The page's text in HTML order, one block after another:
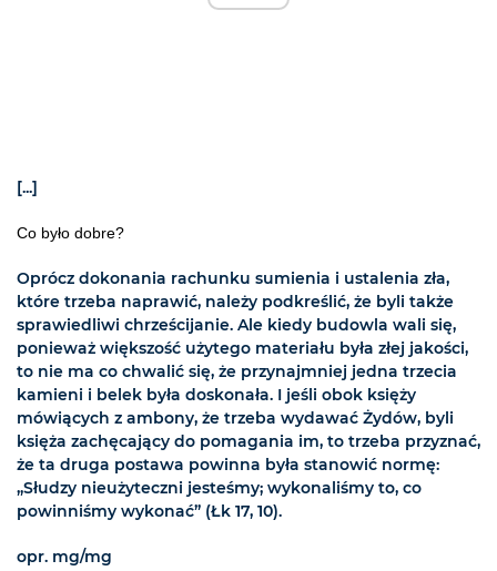
[...]
Co było dobre?
Oprócz dokonania rachunku sumienia i ustalenia zła,
które trzeba naprawić, należy podkreślić, że byli także
sprawiedliwi chrześcijanie. Ale kiedy budowla wali się,
ponieważ większość użytego materiału była złej jakości,
to nie ma co chwalić się, że przynajmniej jedna trzecia
kamieni i belek była doskonała. I jeśli obok księży
mówiących z ambony, że trzeba wydawać Żydów, byli
księża zachęcający do pomagania im, to trzeba przyznać,
że ta druga postawa powinna była stanowić normę:
„Słudzy nieużyteczni jesteśmy; wykonaliśmy to, co
powinniśmy wykonać” (Łk 17, 10).
opr. mg/mg